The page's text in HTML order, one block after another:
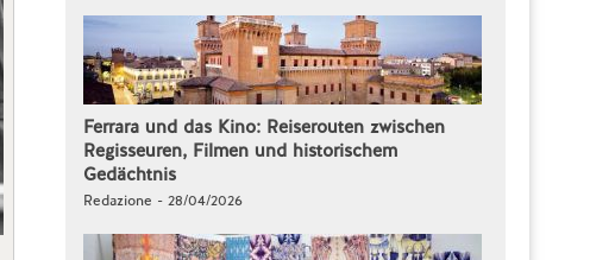
Ferrara und das Kino: Reiserouten zwischen
Regisseuren, Filmen und historischem
Gedächtnis
Redazione - 28/04/2026